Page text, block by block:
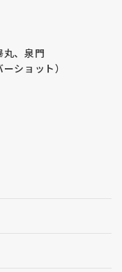
丸、泉門
ショット）